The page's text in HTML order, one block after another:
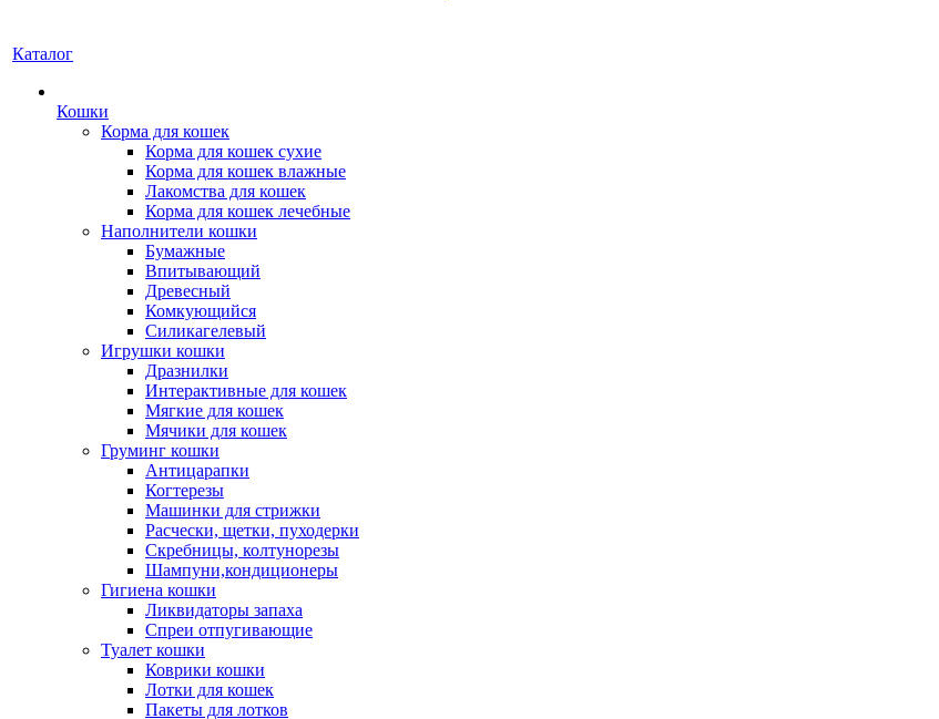
Каталог
Кошки
Корма для кошек
Корма для кошек сухие
Корма для кошек влажные
Лакомства для кошек
Корма для кошек лечебные
Наполнители кошки
Бумажные
Впитывающий
Древесный
Комкующийся
Силикагелевый
Игрушки кошки
Дразнилки
Интерактивные для кошек
Мягкие для кошек
Мячики для кошек
Груминг кошки
Антицарапки
Когтерезы
Машинки для стрижки
Расчески, щетки, пуходерки
Скребницы, колтунорезы
Шампуни,кондиционеры
Гигиена кошки
Ликвидаторы запаха
Спреи отпугивающие
Туалет кошки
Коврики кошки
Лотки для кошек
Пакеты для лотков